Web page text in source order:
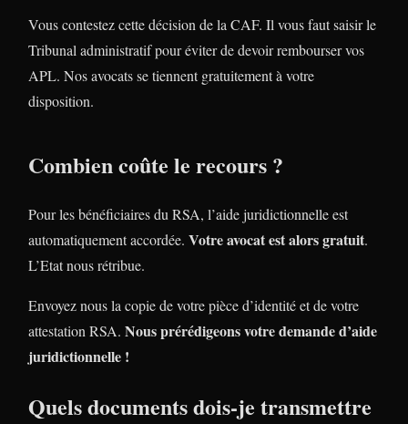
Vous contestez cette décision de la CAF. Il vous faut saisir le
Tribunal administratif pour éviter de devoir rembourser vos
APL. Nos avocats se tiennent gratuitement à votre
disposition.
Combien coûte le recours ?
Pour les bénéficiaires du RSA, l’aide juridictionnelle est
automatiquement accordée. Votre avocat est alors gratuit.
L’Etat nous rétribue.
Envoyez nous la copie de votre pièce d’identité et de votre
attestation RSA. Nous prérédigeons votre demande d’aide
juridictionnelle !
Quels documents dois-je transmettre